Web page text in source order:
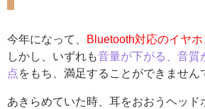
今年になって、 Bluetooth対応のイヤホ
しかし、いずれも音量が下がる、音質
点をもち、満足することができません
あきらめていた時、耳をおおうヘッド